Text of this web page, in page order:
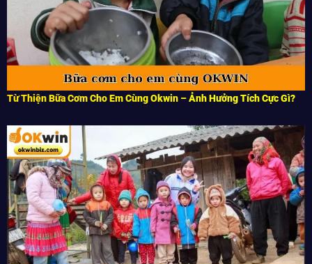
Từ Thiện Bữa Cơm Cho Em Cùng Okwin – Ảnh Hưởng Tích Cực Gì?